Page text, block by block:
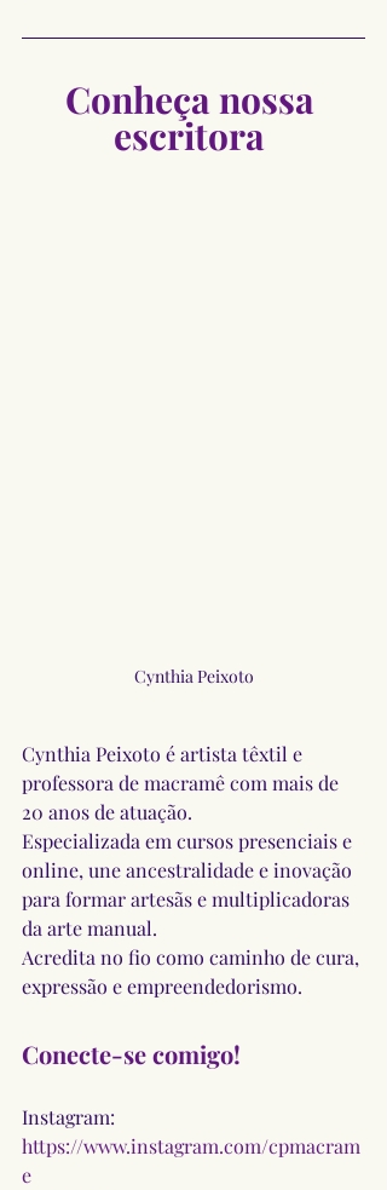
Conheça nossa
escritora
Cynthia Peixoto
Cynthia Peixoto é artista têxtil e
professora de macramê com mais de
20 anos de atuação.
Especializada em cursos presenciais e
online, une ancestralidade e inovação
para formar artesãs e multiplicadoras
da arte manual.
Acredita no fio como caminho de cura,
expressão e empreendedorismo.
Conecte-se comigo!
Instagram:
https://www.instagram.com/cpmacram
e